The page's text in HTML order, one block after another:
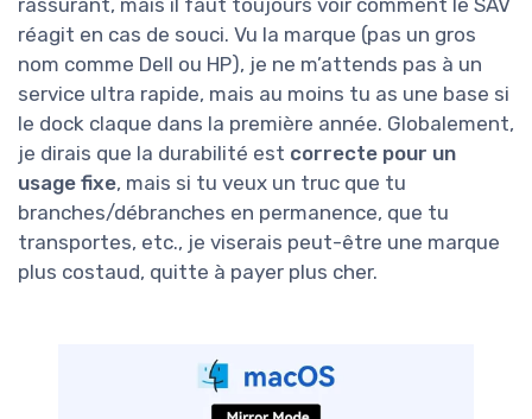
réagit en cas de souci. Vu la marque (pas un gros
nom comme Dell ou HP), je ne m’attends pas à un
service ultra rapide, mais au moins tu as une base si
le dock claque dans la première année. Globalement,
je dirais que la durabilité est correcte pour un
usage fixe, mais si tu veux un truc que tu
branches/débranches en permanence, que tu
transportes, etc., je viserais peut-être une marque
plus costaud, quitte à payer plus cher.